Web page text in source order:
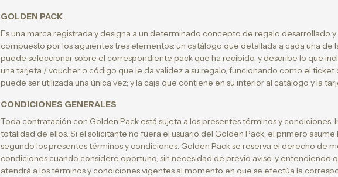
GOLDEN PACK
Es una marca registrada y designa a un determinado concepto de regalo desarrollado
compuesto por los siguientes tres elementos: un catálogo que detallada a cada una de
puede seleccionar sobre el correspondiente pack que ha recibido, y describe lo que
una tarjeta / voucher o código que le da validez a su regalo, funcionando como el
puede ser utilizada una única vez; y la caja que contiene en su interior al catálogo y la
CONDICIONES GENERALES
Toda contratación con Golden Pack está sujeta a los presentes términos y condiciones.
totalidad de ellos. Si el solicitante no fuera el usuario del Golden Pack, el primero
segundo los presentes términos y condiciones. Golden Pack se reserva el derecho de
condiciones cuando considere oportuno, sin necesidad de previo aviso, y entendiendo
atendrá a los términos y condiciones vigentes al momento en que se efectúa la